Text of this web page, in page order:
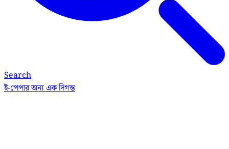
Search
ই-পেপারঅন্য এক দিগন্ত